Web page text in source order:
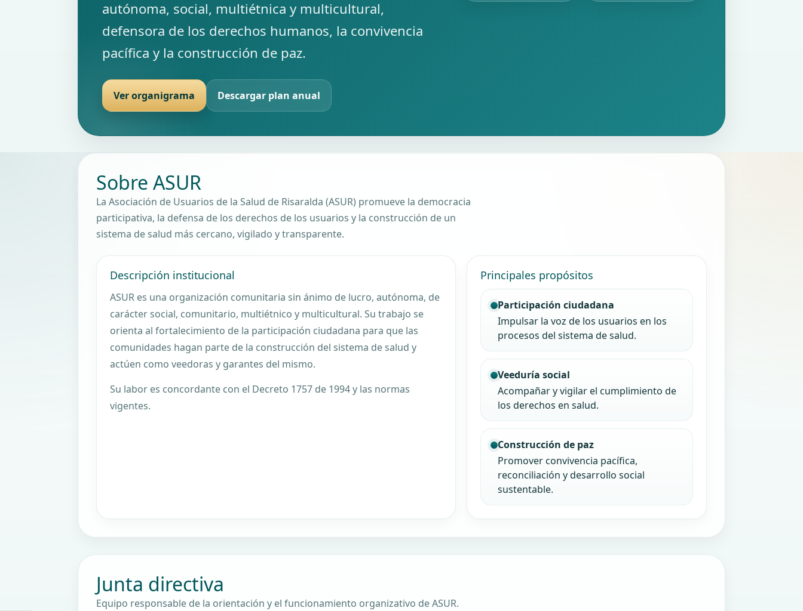
autónoma, social, multiétnica y multicultural,
defensora de los derechos humanos, la convivencia
pacífica y la construcción de paz.
Ver organigrama Descargar plan anual
Sobre ASUR
La Asociación de Usuarios de la Salud de Risaralda (ASUR) promueve la democracia
participativa, la defensa de los derechos de los usuarios y la construcción de un
sistema de salud más cercano, vigilado y transparente.
Descripción institucional
ASUR es una organización comunitaria sin ánimo de lucro, autónoma, de
carácter social, comunitario, multiétnico y multicultural. Su trabajo se
orienta al fortalecimiento de la participación ciudadana para que las
comunidades hagan parte de la construcción del sistema de salud y
actúen como veedoras y garantes del mismo.
Su labor es concordante con el Decreto 1757 de 1994 y las normas
vigentes.
Principales propósitos
Participación ciudadana
Impulsar la voz de los usuarios en los
procesos del sistema de salud.
Veeduría social
Acompañar y vigilar el cumplimiento de
los derechos en salud.
Construcción de paz
Promover convivencia pacífica,
reconciliación y desarrollo social
sustentable.
Junta directiva
Equipo responsable de la orientación y el funcionamiento organizativo de ASUR.